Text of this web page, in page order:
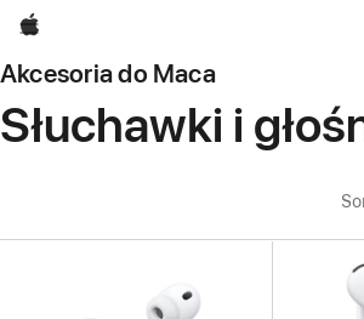
Apple
Akcesoria do Maca
Słuchawki i